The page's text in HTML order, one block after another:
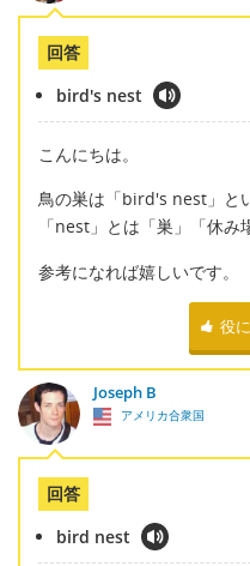
回答
bird's nest
こんにちは。
鳥の巣は「bird's nest」と
「nest」とは「巣」「休み
参考になれば嬉しいです。
役
Joseph B
アメリカ合衆国
回答
bird nest